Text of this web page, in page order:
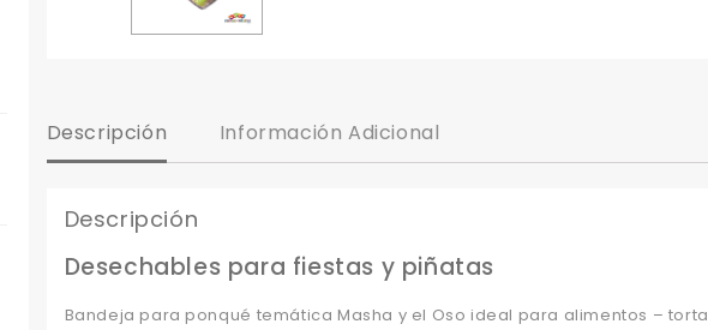
Descripción Información Adicional
Descripción
Desechables para fiestas y piñatas
Bandeja para ponqué temática Masha y el Oso ideal para alimentos –